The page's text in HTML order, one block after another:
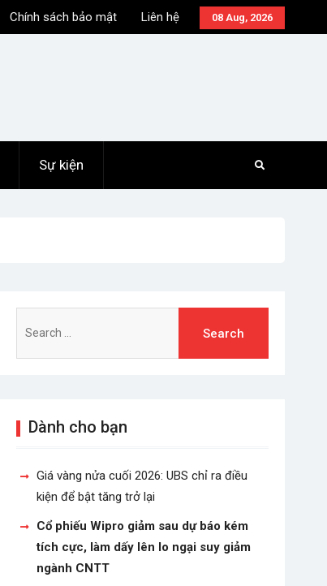
08 Aug, 2026
Chính sách bảo mật Liên hệ
Sự kiện
for:
Dành cho bạn
Giá vàng nửa cuối 2026: UBS chỉ ra điều
kiện để bật tăng trở lại
Cổ phiếu Wipro giảm sau dự báo kém
tích cực, làm dấy lên lo ngại suy giảm
ngành CNTT